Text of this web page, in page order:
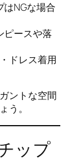
NGな場合
ピースや落
ドレス着用
ントな空間
う。
ップ